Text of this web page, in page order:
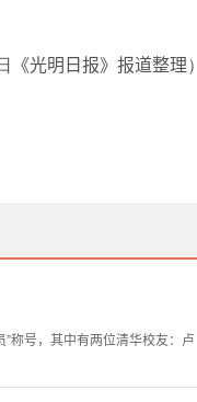
《光明日报》报道整理）
称号，其中有两位清华校友：卢